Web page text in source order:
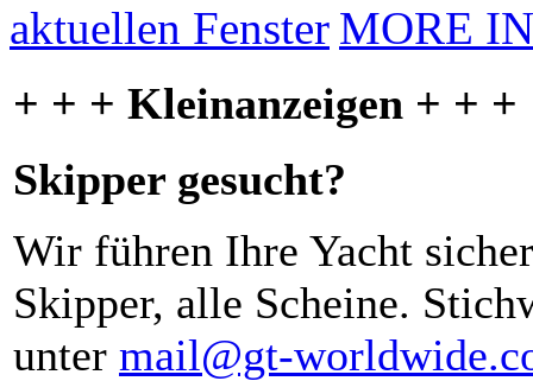
MORE
+ + + Kleinanzeigen + + +
Skipper gesucht?
Wir führen Ihre Yacht
Skipper, alle Scheine.
unter mail@gt-